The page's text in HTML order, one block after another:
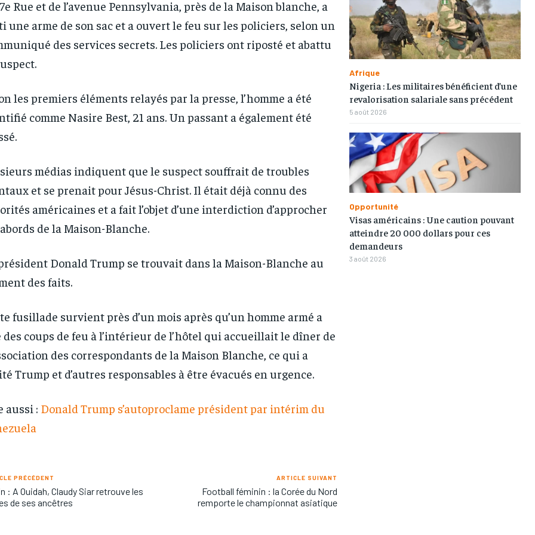
you
1-YEAR
1-MONTH
/ month
By agreeing to this tier, you are billed
every month after the first one until you
opt out of the monthly subscription.
you
1-YEAR
1-MONTH
/ month
By agreeing to this tier, you are billed
every month after the first one until you
opt out of the monthly subscription.
Rue et de l’avenue Pennsylvania, près de la Maison blanche, a
une arme de son sac et a ouvert le feu sur les policiers, selon un
des services secrets. Les policiers ont riposté et abattu
les premiers éléments relayés par la presse, l’homme a été
comme Nasire Best, 21 ans. Un passant a également été
médias indiquent que le suspect souffrait de troubles
et se prenait pour Jésus-Christ. Il était déjà connu des
américaines et a fait l’objet d’une interdiction d’approcher
de la Maison-Blanche.
Donald Trump se trouvait dans la Maison-Blanche au
des faits.
fusillade survient près d’un mois après qu’un homme armé a
coups de feu à l’intérieur de l’hôtel qui accueillait le dîner de
des correspondants de la Maison Blanche, ce qui a
Trump et d’autres responsables à être évacués en urgence.
aussi : Donald Trump s’autoproclame président par intérim du
PRÉCÉDENT
: A Ouidah, Claudy Siar retrouve les
de ses ancêtres
ARTICLE SUIVANT
Football féminin : la Corée du Nord
remporte le championnat asiatique
Afrique
Nigeria : Les militaires bénéficient d’une
revalorisation salariale sans précédent
5 août 2026
Opportunité
Visas américains : Une caution pouvant
atteindre 20 000 dollars pour ces
demandeurs
3 août 2026